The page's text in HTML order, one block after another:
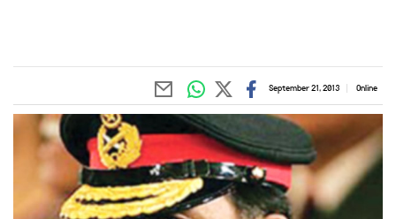
Online
September 21, 2013